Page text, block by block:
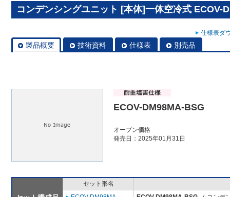
コンデンシングユニット [本体]一体空冷式 ECOV-
仕様表ダ
製品概要 技術資料 仕様表 別売品
ECOV-DM98MA-BSG
オープン価格
発売日：2025年01月31日
セット形名